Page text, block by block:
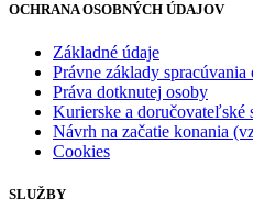
OCHRANA OSOBNÝCH ÚDAJOV
Základné údaje
Právne základy
Práva dotknutej osoby
Kurierske a doručovateľské
Návrh na začatie konania
Cookies
SLUŽBY